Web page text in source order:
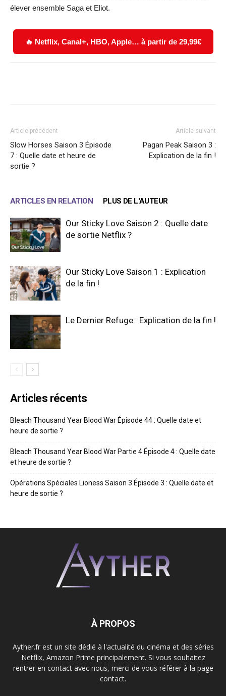
élever ensemble Saga et Eliot.
🔥 Netflix, Canal+, HBO, Apple… à partir de 29,99€
Article précédent
Slow Horses Saison 3 Épisode
7 : Quelle date et heure de
sortie ?
Article suivant
Pagan Peak Saison 3 :
Explication de la fin !
ARTICLES EN RELATION PLUS DE L'AUTEUR
Our Sticky Love Saison 2 : Quelle date
de sortie Netflix ?
Our Sticky Love Saison 1 : Explication
de la fin !
Le Dernier Refuge : Explication de la fin !
Articles récents
Bleach Thousand Year Blood War Épisode 44 : Quelle date et
heure de sortie ?
Bleach Thousand Year Blood War Partie 4 Épisode 4 : Quelle date
et heure de sortie ?
Opérations Spéciales Lioness Saison 3 Épisode 3 : Quelle date et
heure de sortie ?
À PROPOS
Ayther.fr est un site dédié à l'actualité du cinéma et des séries
Netflix, Amazon Prime principalement. Si vous souhaitez
rentrer en contact avec nous, merci de vous référer à la page
contact.